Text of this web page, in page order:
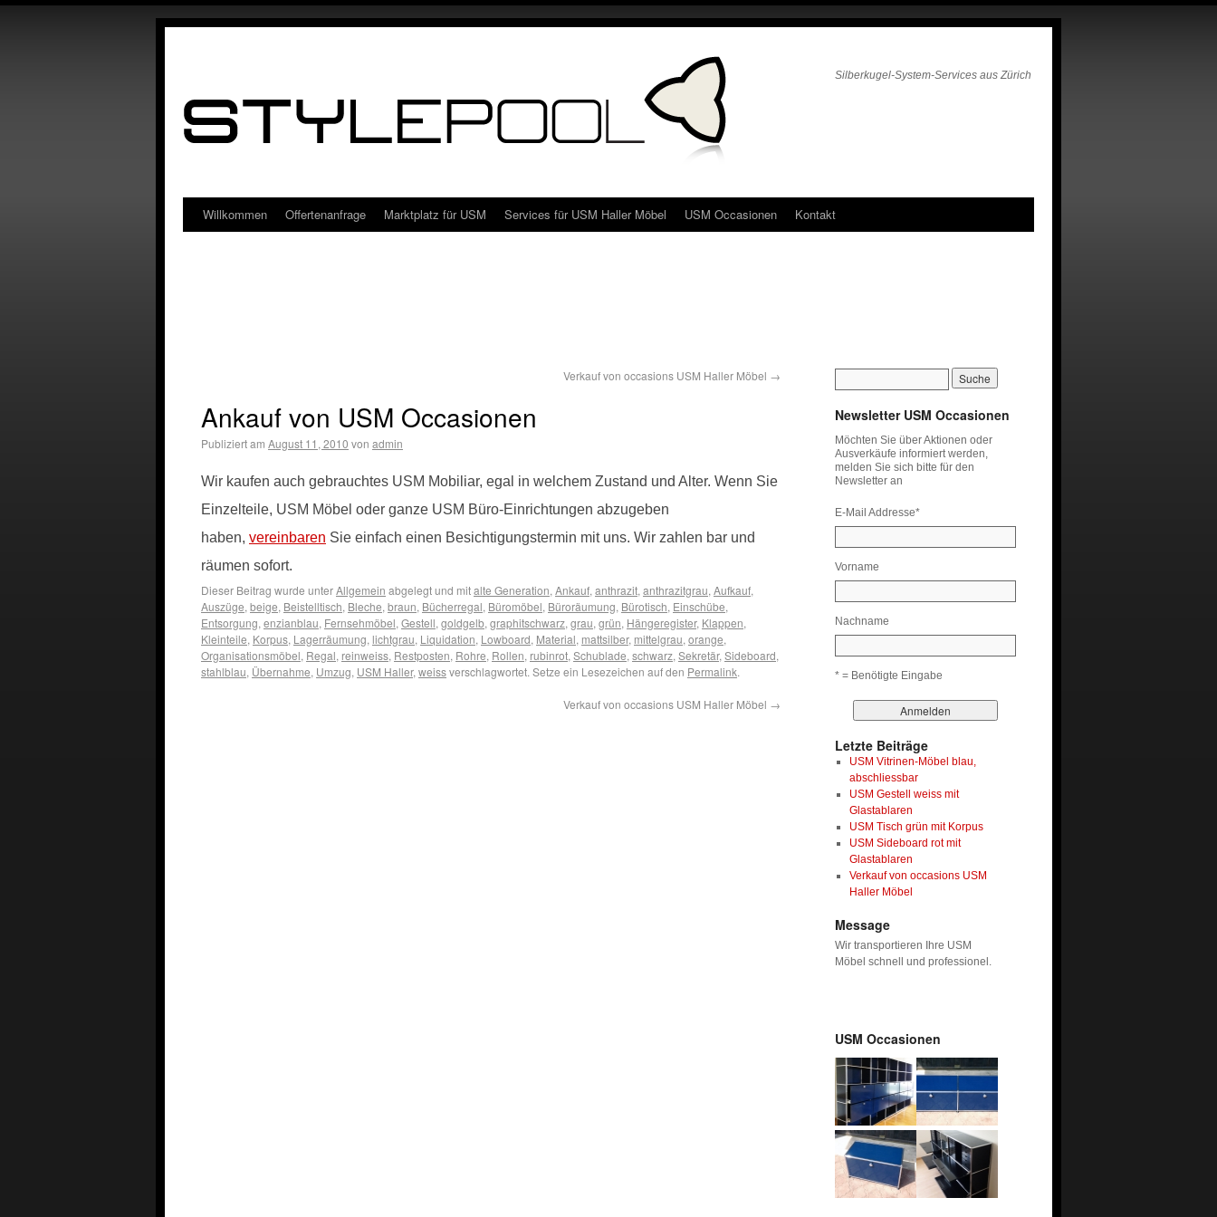
Silberkugel-System-Services aus Zürich
Willkommen Offertenanfrage Marktplatz für USM Services für USM Haller Möbel USM Occasionen Kontakt
Verkauf von occasions USM Haller Möbel →
Ankauf von USM Occasionen
Publiziert am August 11, 2010 von admin
Wir kaufen auch gebrauchtes USM Mobiliar, egal in welchem Zustand und Alter. Wenn Sie
Einzelteile, USM Möbel oder ganze USM Büro-Einrichtungen abzugeben
haben, vereinbaren Sie einfach einen Besichtigungstermin mit uns. Wir zahlen bar und
räumen sofort.
Dieser Beitrag wurde unterAllgemein abgelegt und mitalte Generation, Ankauf, anthrazit, anthrazitgrau, Aufkauf,
Auszüge, beige, Beistelltisch, Bleche, braun, Bücherregal, Büromöbel, Büroräumung, Bürotisch, Einschübe,
Entsorgung, enzianblau, Fernsehmöbel, Gestell, goldgelb, graphitschwarz, grau, grün, Hängeregister, Klappen,
Kleinteile, Korpus, Lagerräumung, lichtgrau, Liquidation, Lowboard, Material, mattsilber, mittelgrau, orange,
Organisationsmöbel, Regal, reinweiss, Restposten, Rohre, Rollen, rubinrot, Schublade, schwarz, Sekretär, Sideboard,
stahlblau, Übernahme, Umzug, USM Haller, weissverschlagwortet. Setze ein Lesezeichen auf den Permalink.
Verkauf von occasions USM Haller Möbel →
Newsletter USM Occasionen
Möchten Sie über Aktionen oder
Ausverkäufe informiert werden,
melden Sie sich bitte für den
Newsletter an
E-Mail Addresse*
Vorname
Nachname
* = Benötigte Eingabe
Letzte Beiträge
USM Vitrinen-Möbel blau,
abschliessbar
USM Gestell weiss mit
Glastablaren
USM Tisch grün mit Korpus
USM Sideboard rot mit
Glastablaren
Verkauf von occasions USM
Haller Möbel
Message
Wir transportieren Ihre USM
Möbel schnell und professionel.
USM Occasionen